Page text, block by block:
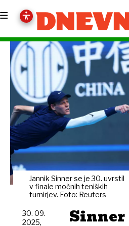
Jannik Sinner se je 30. uvrstil
v finale močnih teniških
turnirjev. Foto: Reuters
Sinner
30. 09.
2025,